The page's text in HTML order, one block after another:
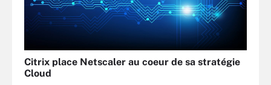
Citrix place Netscaler au coeur de sa stratégie
Cloud